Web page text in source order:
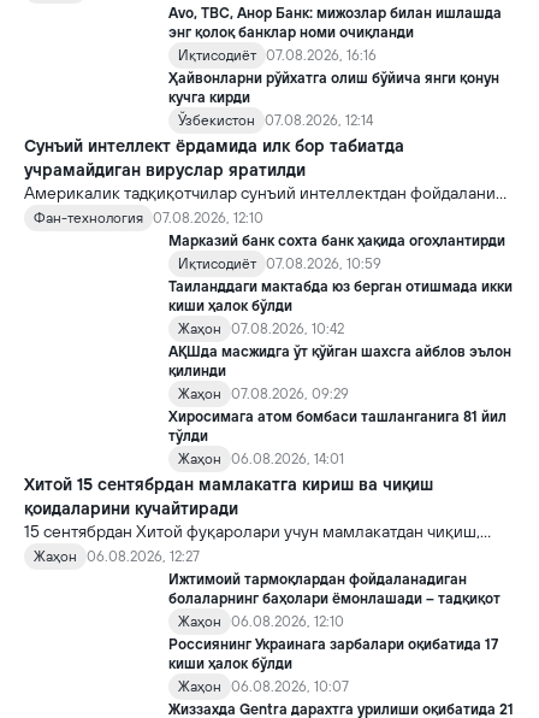
топшириш механизми ҳали ноаниқ. Таҳлилчилар фикрича, бу
Кремлда ворислик жангига олиб келиши мумкин.
Avo, TBC, Анор Банк: мижозлар билан ишлашда
энг қолоқ банклар номи очиқланди
Иқтисодиёт 07.08.2026, 16:16
Ҳайвонларни рўйхатга олиш бўйича янги қонун
кучга кирди
Ўзбекистон
07.08.2026, 12:14
Сунъий интеллект ёрдамида илк бор табиатда
учрамайдиган вируслар яратилди
Америкалик тадқиқотчилар сунъий интеллектдан фойдаланиб
16 та вирус яратди. Бу кашфиёт янги ютуқларга умид уйғотиш
билан бирга, ундан нотўғри мақсадда фойдаланиш борасидаги
хавотирларни ҳам кучайтирмоқда.
Фан-технология 07.08.2026, 12:10
Марказий банк сохта банк ҳақида огоҳлантирди
Иқтисодиёт 07.08.2026, 10:59
Таиланддаги мактабда юз берган отишмада икки
киши ҳалок бўлди
Жаҳон
07.08.2026, 10:42
АҚШда масжидга ўт қўйган шахсга айблов эълон
қилинди
Жаҳон
07.08.2026, 09:29
Хиросимага атом бомбаси ташланганига 81 йил
тўлди
Жаҳон
06.08.2026, 14:01
Хитой 15 сентябрдан мамлакатга кириш ва чиқиш
қоидаларини кучайтиради
15 сентябрдан Хитой фуқаролари учун мамлакатдан чиқиш,
хорижликлар учун эса Хитойга кириш тартиби бўйича янги
қоидалар кучга киради.
Жаҳон
06.08.2026, 12:27
Ижтимоий тармоқлардан фойдаланадиган
болаларнинг баҳолари ёмонлашади – тадқиқот
Жаҳон
06.08.2026, 12:10
Россиянинг Украинага зарбалари оқибатида 17
киши ҳалок бўлди
Жаҳон
06.08.2026, 10:07
Жиззахда Gentra дарахтга урилиши оқибатида 21